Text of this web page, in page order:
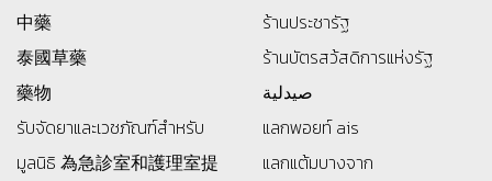
中藥
泰國草藥
藥物
รับจัดยาและเวชภัณฑ์สำหรับ
มูลนิธิ 為急診室和護理室提
ร้านประชารัฐ
ร้านบัตรสว้สดิการแห่งรัฐ
صيدلية
แลกพอยท์ ais
แลกแต้มบางจาก